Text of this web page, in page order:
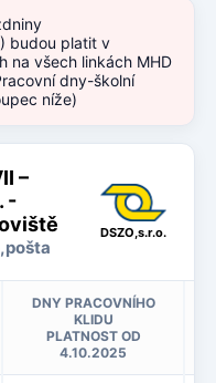
budou platit v
na všech linkách MHD
dny-školní
níže)
–
-
DSZO,s.r.o.
DNY PRACOVNÍHO
KLIDU
PLATNOST OD
4.10.2025